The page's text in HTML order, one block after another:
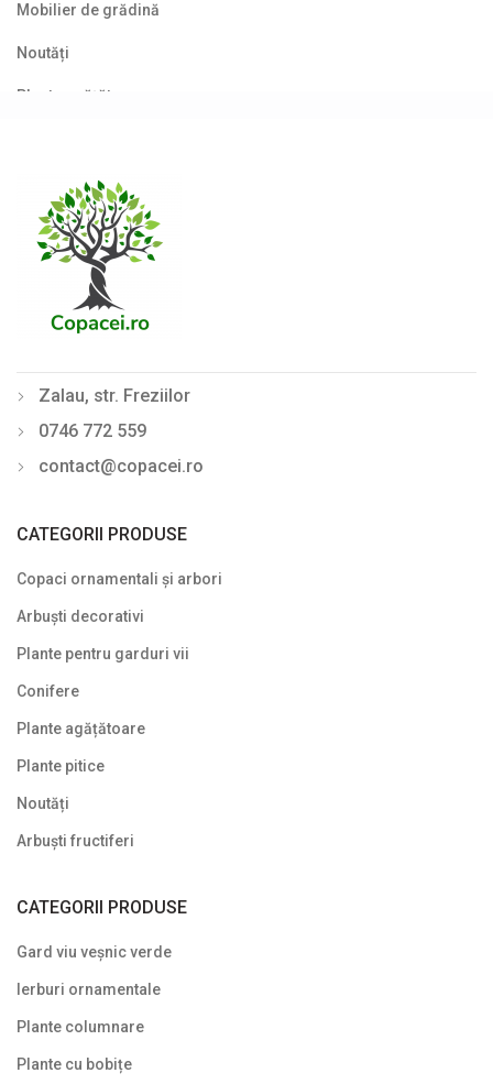
Mobilier de grădină
Noutăți
Plante agățătoare
Plante cu bobițe
Plante cu flori
Plante cu frunze albastre/ argintii
Plante cu frunze galbene/ portocalii
Plante cu frunze roșii
Plante cu frunze verzi
Plante pe picior / pe tijă
Plante pentru garduri vii
Plante pentru stâncării
Plante pitice
Plante pletoase, pendulare
Plante târâtoare
Uncategorized
Zalau, str. Freziilor
0746 772 559
contact@copacei.ro
CATEGORII PRODUSE
Copaci ornamentali și arbori
Arbuști decorativi
Plante pentru garduri vii
Conifere
Plante agățătoare
Plante pitice
Noutăți
Arbuști fructiferi
CATEGORII PRODUSE
Gard viu veșnic verde
Ierburi ornamentale
Plante columnare
Plante cu bobițe